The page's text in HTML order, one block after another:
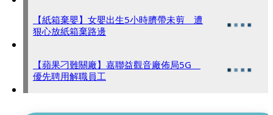
【紙箱棄嬰】女嬰出生5小時臍帶未剪 遭
狠心放紙箱棄路邊
【蘋果刁難關廠】嘉聯益觀音廠佈局5G
優先聘用解職員工